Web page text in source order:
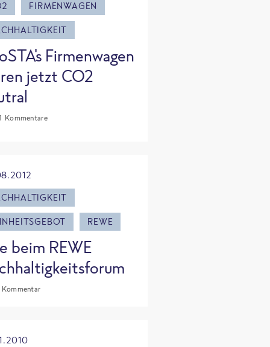
FIRMENWAGEN
Firmenwagen
jetzt CO2
Kommentare
REWE
beim REWE
Kommentar